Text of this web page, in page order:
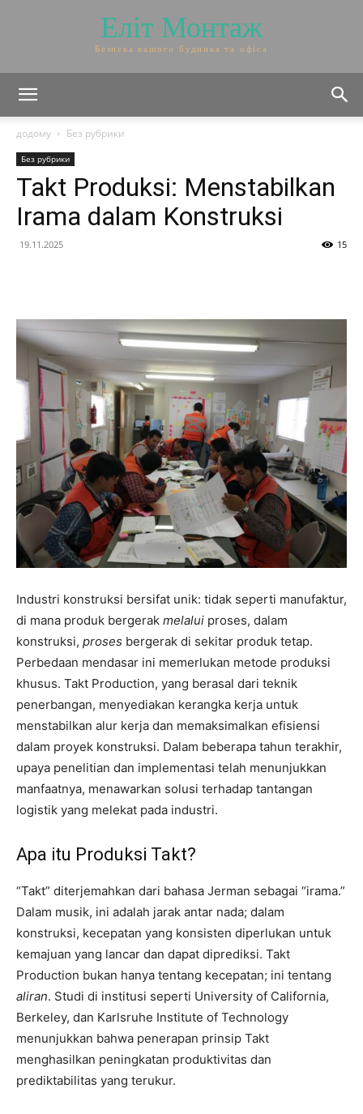
Еліт Монтаж
Безпека вашого будинка та офіса
додому Без рубрики
Без рубрики
Takt Produksi: Menstabilkan
Irama dalam Konstruksi
19.11.2025 15
Industri konstruksi bersifat unik: tidak seperti manufaktur,
di mana produk bergerak melalui proses, dalam
konstruksi, proses bergerak di sekitar produk tetap.
Perbedaan mendasar ini memerlukan metode produksi
khusus. Takt Production, yang berasal dari teknik
penerbangan, menyediakan kerangka kerja untuk
menstabilkan alur kerja dan memaksimalkan efisiensi
dalam proyek konstruksi. Dalam beberapa tahun terakhir,
upaya penelitian dan implementasi telah menunjukkan
manfaatnya, menawarkan solusi terhadap tantangan
logistik yang melekat pada industri.
Apa itu Produksi Takt?
“Takt” diterjemahkan dari bahasa Jerman sebagai “irama.”
Dalam musik, ini adalah jarak antar nada; dalam
konstruksi, kecepatan yang konsisten diperlukan untuk
kemajuan yang lancar dan dapat diprediksi. Takt
Production bukan hanya tentang kecepatan; ini tentang
aliran. Studi di institusi seperti University of California,
Berkeley, dan Karlsruhe Institute of Technology
menunjukkan bahwa penerapan prinsip Takt
menghasilkan peningkatan produktivitas dan
prediktabilitas yang terukur.